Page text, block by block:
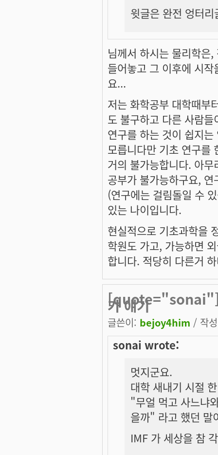
윗글은 완전 엉터
님께서 하시는 물리학은
들어놓고 그 이후에 시
요...
저는 화학공부 대학때부
도 불구하고 다른 사람
연구를 하는 것이 쉽지
모릅니다만 기초 연구를
거의 불가능합니다. 아
공부가 불가능하구요,
(연구에는 걸림돌일 수
있는 나이입니다.
현실적으로 기초과학을
학원도 가고, 가능하면
합니다. 적당히 다른거
[quote="sonai"]
가 얘기
글쓴이: bejoy4him / 작
sonai wrote:
멋지군요.
대학 새내기 시절
"무얼 먹고 사느냐
을까" 라고 했던 말
IMF 가 세상을 참